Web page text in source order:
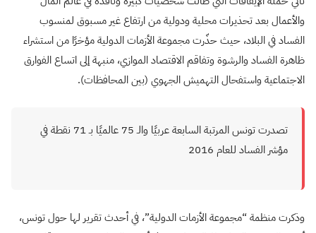
والأعمال بعد تحذيرات محلية ودولية من ارتفاع غير مسبوق لمنسوب
الفساد في البلاد، حيث حذّرت مجموعة الأزمات الدولية مؤخرًا من استشراء
ظاهرة الفساد والرشوة وتفاقم الاقتصاد الموازي، منبهة إلى اتساع الفوارق
الاجتماعية واستفحال التهميش الجهوي (بين المحافظات).
تصدرت تونس المرتبة السابعة عربيًا والـ 75 عالميًا بـ 71 نقطة في
مؤشر الفساد للعام 2016
وذكرت منظمة “مجموعة الأزمات الدولية”، في أحدث تقرير لها حول تونس،